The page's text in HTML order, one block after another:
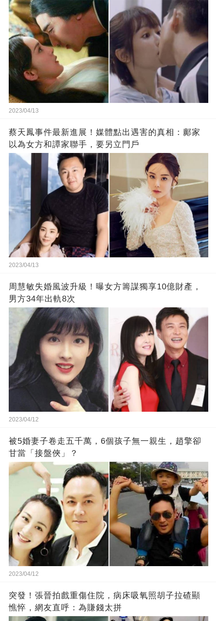
2023/04/13
蔡天鳳事件最新進展！媒體點出遇害的真相：鄺家
以為女方和譚家聯手，要另立門戶
2023/04/13
周慧敏失婚風波升級！曝女方籌謀獨享10億財產，
男方34年出軌8次
2023/04/12
被5婚妻子卷走五千萬，6個孩子無一親生，趙擎卻
甘當「接盤俠」？
2023/04/12
突發！張晉拍戲重傷住院，病床吸氧照胡子拉碴顯
憔悴，網友直呼：為賺錢太拼